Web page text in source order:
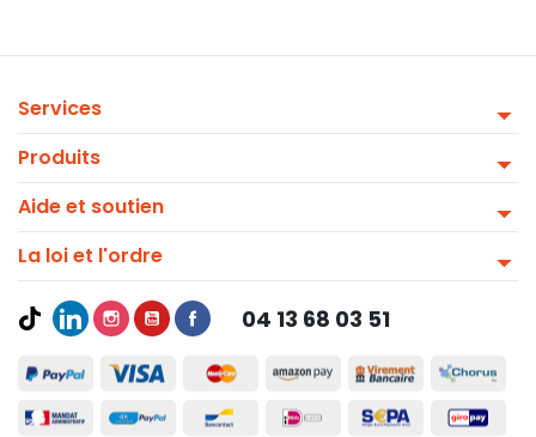
Services
Produits
Aide et soutien
La loi et l'ordre
04 13 68 03 51